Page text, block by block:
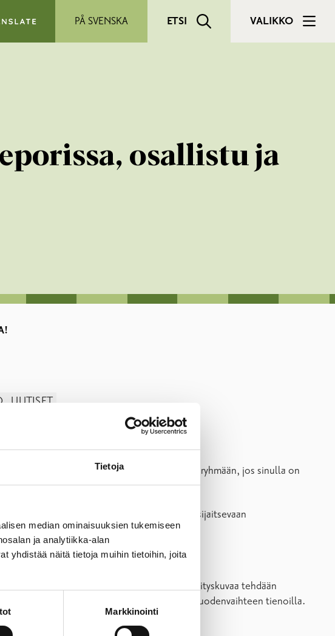
Tietoja
median ominaisuuksien tukemiseen
ja analytiikka-alan
yhdistää näitä tietoja muihin tietoihin, joita
Markkinointi
PÅ SVENSKA ETSI VALIKKO
osallistu ja
UUTISET
auttaa vastaamalla kyselyyn. Kuulut kohderyhmään, jos sinulla on
vastata kyselyyn.
lahjakortti vapaavalintaiseen, Raaseporissa sijaitsevaan
ja sitä laaditaan vuosina 2021-2023. Kehityskuvaa tehdään
vuorovaikutuksesta on luvassa lisätietoa vuodenvaihteen tienoilla.